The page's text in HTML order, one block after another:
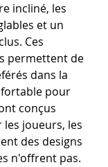
incliné, les
et un
Ces
permettent de
dans la
pour
conçus
joueurs, les
des designs
n'offrent pas.